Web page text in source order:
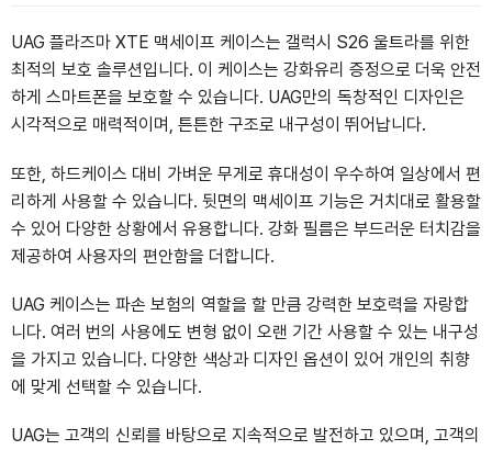
UAG 플라즈마 XTE 맥세이프 케이스는 갤럭시 S26 울트라를 위한
최적의 보호 솔루션입니다. 이 케이스는 강화유리 증정으로 더욱 안전
하게 스마트폰을 보호할 수 있습니다. UAG만의 독창적인 디자인은
시각적으로 매력적이며, 튼튼한 구조로 내구성이 뛰어납니다.
또한, 하드케이스 대비 가벼운 무게로 휴대성이 우수하여 일상에서 편
리하게 사용할 수 있습니다. 뒷면의 맥세이프 기능은 거치대로 활용할
수 있어 다양한 상황에서 유용합니다. 강화 필름은 부드러운 터치감을
제공하여 사용자의 편안함을 더합니다.
UAG 케이스는 파손 보험의 역할을 할 만큼 강력한 보호력을 자랑합
니다. 여러 번의 사용에도 변형 없이 오랜 기간 사용할 수 있는 내구성
을 가지고 있습니다. 다양한 색상과 디자인 옵션이 있어 개인의 취향
에 맞게 선택할 수 있습니다.
UAG는 고객의 신뢰를 바탕으로 지속적으로 발전하고 있으며, 고객의